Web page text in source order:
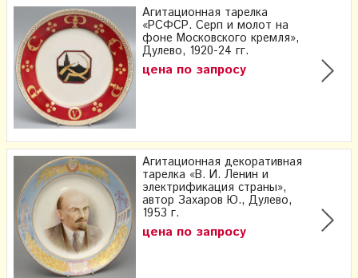
Агитационная тарелка
«РСФСР. Серп и молот на
фоне Московского кремля»,
Дулево, 1920-24 гг.
цена по запросу
Агитационная декоративная
тарелка «В. И. Ленин и
электрификация страны»,
автор Захаров Ю., Дулево,
1953 г.
цена по запросу